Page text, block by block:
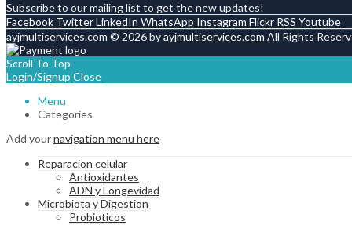
Subscribe to our mailing list to get the new updates!
Facebook TwitterLinkedIn WhatsApp Instagram Flickr RSS Youtube
ayjmultiservices.com © 2026 byayjmultiservices.com All Rights
Scroll To Top
Login/Signup Close
Menu
Categories
Add yournavigation menu here
Reparacion celular
Antioxidantes
ADN y Longevidad
Microbiota y Digestion
Probioticos